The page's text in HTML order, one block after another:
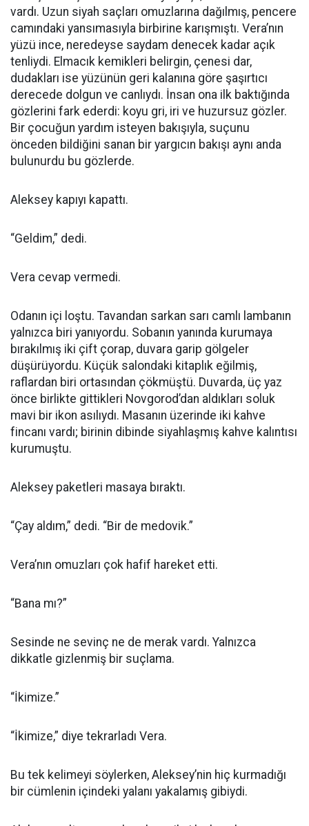
vardı. Uzun siyah saçları omuzlarına dağılmış, pencere
camındaki yansımasıyla birbirine karışmıştı. Vera’nın
yüzü ince, neredeyse saydam denecek kadar açık
tenliydi. Elmacık kemikleri belirgin, çenesi dar,
dudakları ise yüzünün geri kalanına göre şaşırtıcı
derecede dolgun ve canlıydı. İnsan ona ilk baktığında
gözlerini fark ederdi: koyu gri, iri ve huzursuz gözler.
Bir çocuğun yardım isteyen bakışıyla, suçunu
önceden bildiğini sanan bir yargıcın bakışı aynı anda
bulunurdu bu gözlerde.
Aleksey kapıyı kapattı.
“Geldim,” dedi.
Vera cevap vermedi.
Odanın içi loştu. Tavandan sarkan sarı camlı lambanın
yalnızca biri yanıyordu. Sobanın yanında kurumaya
bırakılmış iki çift çorap, duvara garip gölgeler
düşürüyordu. Küçük salondaki kitaplık eğilmiş,
raflardan biri ortasından çökmüştü. Duvarda, üç yaz
önce birlikte gittikleri Novgorod’dan aldıkları soluk
mavi bir ikon asılıydı. Masanın üzerinde iki kahve
fincanı vardı; birinin dibinde siyahlaşmış kahve kalıntısı
kurumuştu.
Aleksey paketleri masaya bıraktı.
“Çay aldım,” dedi. “Bir de medovik.”
Vera’nın omuzları çok hafif hareket etti.
“Bana mı?”
Sesinde ne sevinç ne de merak vardı. Yalnızca
dikkatle gizlenmiş bir suçlama.
“İkimize.”
“İkimize,” diye tekrarladı Vera.
Bu tek kelimeyi söylerken, Aleksey’nin hiç kurmadığı
bir cümlenin içindeki yalanı yakalamış gibiydi.